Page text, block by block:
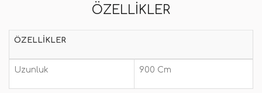
ÖZELLIKLER
ÖZELLIKLER
Uzunluk 900 Cm